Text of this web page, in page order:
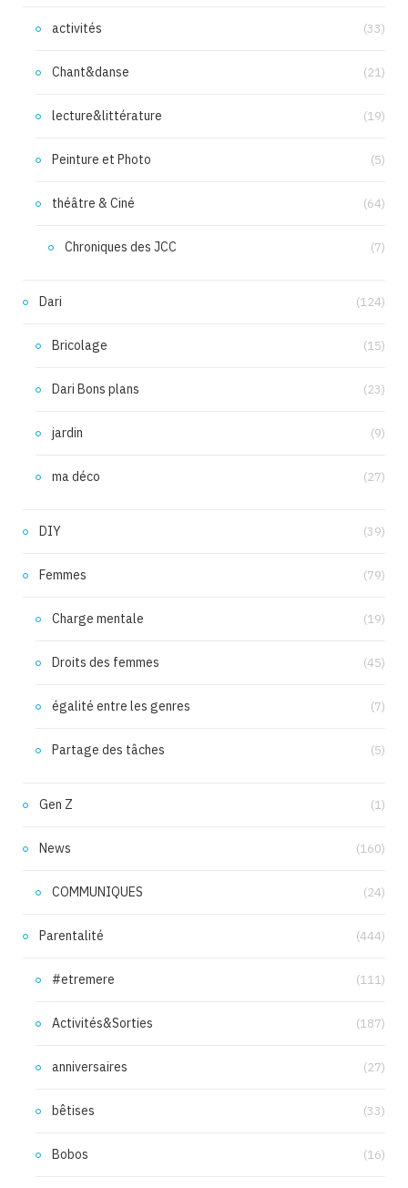
activités (33)
Chant&danse (21)
lecture&littérature (19)
Peinture et Photo (5)
théâtre & Ciné (64)
Chroniques des JCC (7)
Dari (124)
Bricolage (15)
Dari Bons plans (23)
jardin (9)
ma déco (27)
DIY (39)
Femmes (79)
Charge mentale (19)
Droits des femmes (45)
égalité entre les genres (7)
Partage des tâches (5)
Gen Z (1)
News (160)
COMMUNIQUES (24)
Parentalité (444)
#etremere (111)
Activités&Sorties (187)
anniversaires (27)
bêtises (33)
Bobos (16)